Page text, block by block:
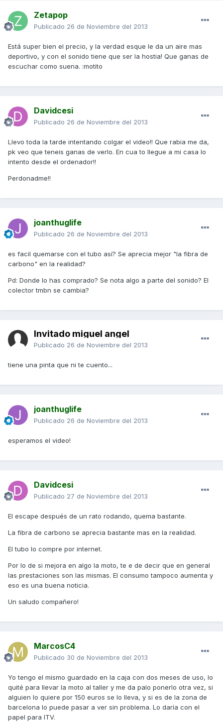
Zetapop
Publicado 26 de Noviembre del 2013
Está super bien el precio, y la verdad esque le da un aire mas
deportivo, y con el sonido tiene que ser la hostia! Que ganas de
escuchar como suena. :motito
Davidcesi
Publicado 26 de Noviembre del 2013
Llevo toda la tarde intentando colgar el video!! Que rabia me da,
pk veo que teneis ganas de verlo. En cua to llegue a mi casa lo
intento desde el ordenador!!
Perdonadme!!
joanthuglife
Publicado 26 de Noviembre del 2013
es facil quemarse con el tubo así? Se aprecia mejor "la fibra de
carbono" en la realidad?
Pd: Donde lo has comprado? Se nota algo a parte del sonido? El
colector tmbn se cambia?
Invitado miguel angel
Publicado 26 de Noviembre del 2013
tiene una pinta que ni te cuento...
joanthuglife
Publicado 26 de Noviembre del 2013
esperamos el video!
Davidcesi
Publicado 27 de Noviembre del 2013
El escape después de un rato rodando, quema bastante.
La fibra de carbono se aprecia bastante mas en la realidad.
El tubo lo compre por internet.
Por lo de si mejora en algo la moto, te e de decir que en general
las prestaciones son las mismas. El consumo tampoco aumenta y
eso es una buena noticia.
Un saludo compañero!
MarcosC4
Publicado 30 de Noviembre del 2013
Yo tengo el mismo guardado en la caja con dos meses de uso, lo
quité para llevar la moto al taller y me da palo ponerlo otra vez, si
alguien lo quiere por 150 euros se lo lleva, y si es de la zona de
barcelona lo puede pasar a ver sin problema. Lo daría con el
papel para ITV.